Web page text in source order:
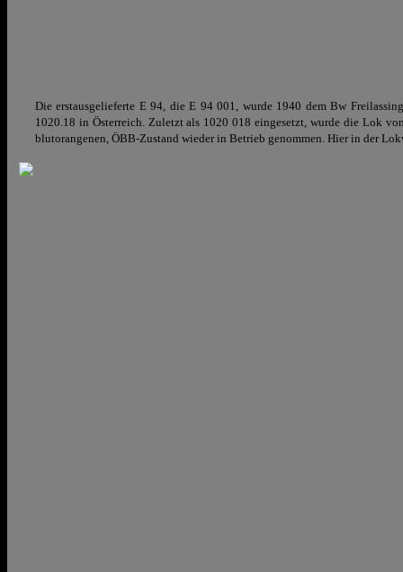
Die erstausgelieferte E 94, die E 94 001, wurde 1940 dem Bw
1020.18 in Österreich. Zuletzt als 1020 018 eingesetzt, wurde die Lok
blutorangenen, ÖBB-Zustand wieder in Betrieb genommen. Hier in der